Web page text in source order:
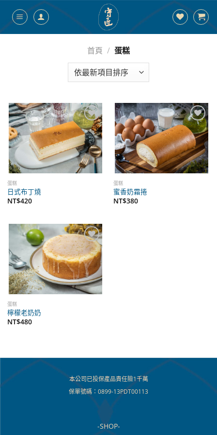
內
首頁 / 蛋糕
添加
到心
願單
蛋糕
日式布丁燒
NT$420
添加
到心
願單
蛋糕
蜜香奶霜捲
NT$380
添加
到心
願單
蛋糕
檸檬老奶奶
NT$480
本公司已投保產品責任險1千萬
保單號碼：0899-13PDT00113
-SHOP-